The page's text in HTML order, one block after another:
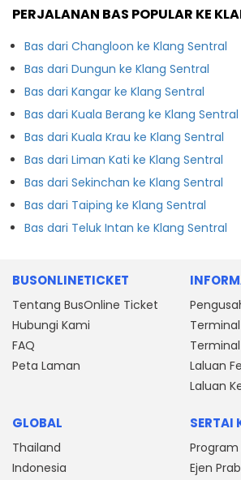
PERJALANAN BAS POPULAR KE
Bas dari Changloon ke Klang Sentral
Bas dari Dungun ke Klang Sentral
Bas dari Kangar ke Klang Sentral
Bas dari Kuala Berang ke Klang Sentral
Bas dari Kuala Krau ke Klang Sentral
Bas dari Liman Kati ke Klang Sentral
Bas dari Sekinchan ke Klang Sentral
Bas dari Taiping ke Klang Sentral
Bas dari Teluk Intan ke Klang Sentral
BUSONLINETICKET
Tentang BusOnline Ticket
Hubungi Kami
FAQ
Peta Laman
Terminal
Terminal
Laluan
Laluan
GLOBAL
Thailand
Indonesia
SERTAI
Ejen